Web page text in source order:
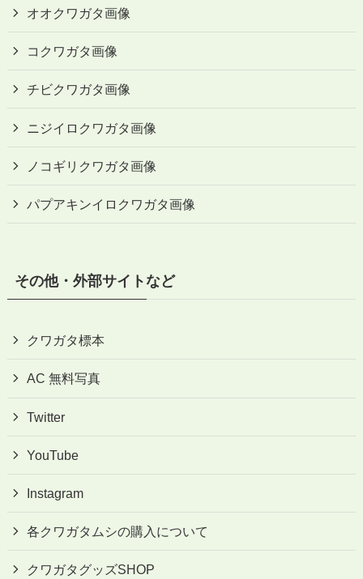
オオクワガタ画像
コクワガタ画像
チビクワガタ画像
ニジイロクワガタ画像
ノコギリクワガタ画像
パプアキンイロクワガタ画像
その他・外部サイトなど
クワガタ標本
AC 無料写真
Twitter
YouTube
Instagram
各クワガタムシの購入について
クワガタグッズSHOP